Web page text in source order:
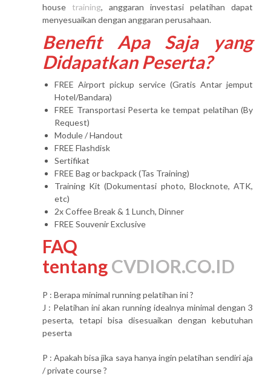
house training, anggaran investasi pelatihan dapat
menyesuaikan dengan anggaran perusahaan.
Benefit Apa Saja yang
Didapatkan Peserta?
FREE Airport pickup service (Gratis Antar jemput
Hotel/Bandara)
FREE Transportasi Peserta ke tempat pelatihan (By
Request)
Module / Handout
FREE Flashdisk
Sertifikat
FREE Bag or backpack (Tas Training)
Training Kit (Dokumentasi photo, Blocknote, ATK,
etc)
2x Coffee Break & 1 Lunch, Dinner
FREE Souvenir Exclusive
FAQ
tentangCVDIOR.CO.ID
P : Berapa minimal running pelatihan ini ?
J : Pelatihan ini akan running idealnya minimal dengan 3
peserta, tetapi bisa disesuaikan dengan kebutuhan
peserta
P : Apakah bisa jika saya hanya ingin pelatihan sendiri aja
/ private course ?